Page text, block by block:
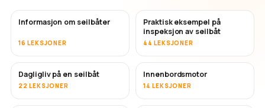
Informasjon om seilbåter
16 LEKSJONER
Praktisk eksempel på
inspeksjon av seilbåt
44 LEKSJONER
Dagligliv på en seilbåt
22 LEKSJONER
Innenbordsmotor
14 LEKSJONER